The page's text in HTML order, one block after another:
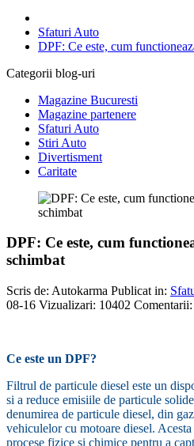
Sfaturi Auto
DPF: Ce este, cum
Categorii blog-uri
Magazine Bucuresti
Magazine partenere
Sfaturi Auto
Stiri Auto
Divertisment
Caritate
DPF: Ce este, cum
schimbat
Scris de: Autokarma Publicat in:
08-16 Vizualizari: 10402 Comentarii:
Ce este un DPF?
Filtrul de particule diesel este un
si a reduce emisiile de particule
denumirea de particule diesel, din
vehiculelor cu motoare diesel.
procese fizice si chimice pentru a